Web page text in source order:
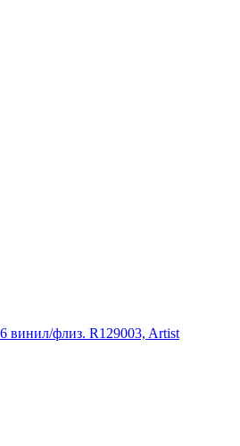
винил/флиз. R129003, Artist